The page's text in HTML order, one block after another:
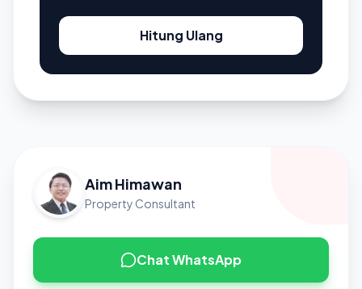
Hitung Ulang
Aim Himawan
Property Consultant
Chat WhatsApp